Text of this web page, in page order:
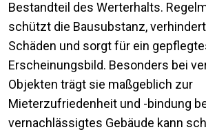
Bestandteil des Werterhalts.
schützt die Bausubstanz,
Schäden und sorgt für ein
Erscheinungsbild. Besonders bei
Objekten trägt sie maßgeblich zur
Mieterzufriedenheit und -bindung
vernachlässigtes Gebäude kann